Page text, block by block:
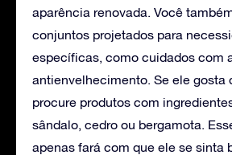
aparência renovada. Você
conjuntos projetados para
específicas, como cuidados com
antienvelhecimento. Se ele gosta
procure produtos com
sândalo, cedro ou bergamota.
apenas fará com que ele se sinta